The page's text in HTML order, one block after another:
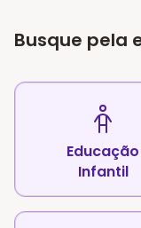
Busque pela
Educação
Infantil